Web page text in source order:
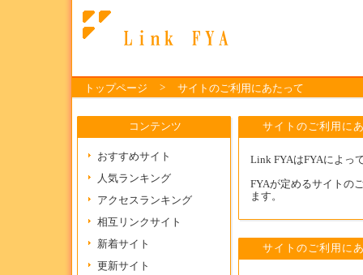
トップページ > サイトのご利用にあたって
コンテンツ
おすすめサイト
人気ランキング
アクセスランキング
相互リンクサイト
新着サイト
更新サイト
サイトのご利用に
Link FYAはFYAによっ
FYAが定めるサイトの
ます。
サイトのご利用に